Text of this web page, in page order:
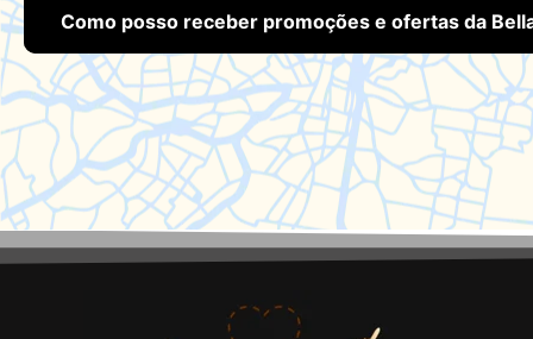
Como posso receber promoções e ofertas da